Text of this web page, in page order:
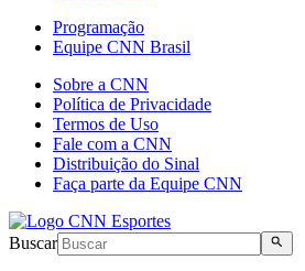
Programação
Equipe CNN Brasil
Sobre a CNN
Política de Privacidade
Termos de Uso
Fale com a CNN
Distribuição do Sinal
Faça parte da Equipe CNN
Buscar